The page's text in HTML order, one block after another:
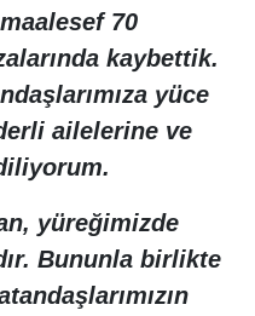
70
kaybettik.
yüce
ailelerine ve
yüreğimizde
Bununla birlikte